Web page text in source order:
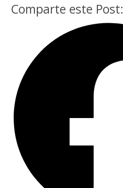
Comparte este Post: